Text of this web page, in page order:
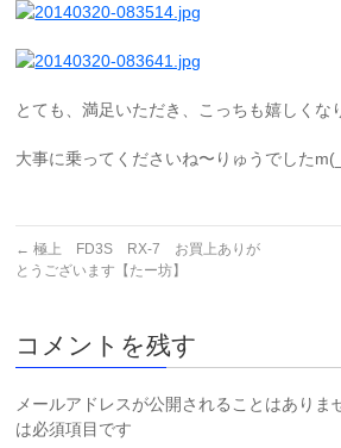
とても、満足いただき、こっちも嬉しく
大事に乗ってくださいね〜りゅうでした
← 極上 FD3S RX-7 お買上ありが
とうございます【たー坊】
コメントを残す
メールアドレスが公開されることはありま
は必須項目です